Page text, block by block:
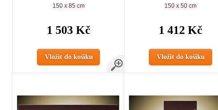
150 x 85 cm
1 503 Kč
Vložit do košíku
150 x 50 cm
1 412 Kč
Vložit do košíku